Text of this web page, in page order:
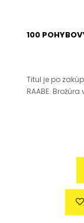
100
Titul je po
RAABE.